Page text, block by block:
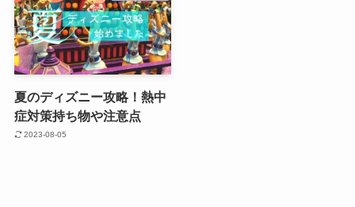
夏のディズニー攻略！熱中
症対策持ち物や注意点
2023-08-05